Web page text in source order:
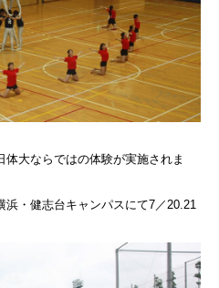
大ならではの体験が実施されま
・健志台キャンパスにて7／20.21